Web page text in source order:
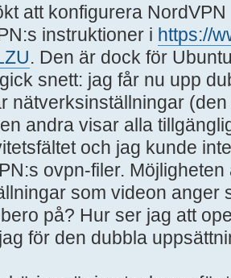
att konfigurera
instruktioner i https://
. Den är dock för
snett: jag får nu upp
nätverksinställningar
andra visar alla
och jag kunde
ovpn-filer. Möjligheten
som videon anger
på? Hur ser jag att
för den dubbla